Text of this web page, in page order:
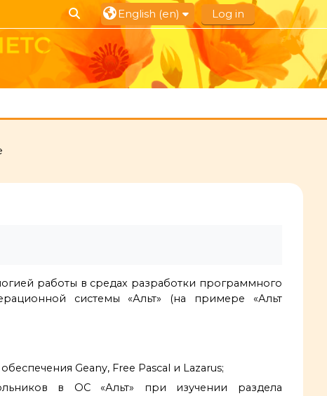
Toggle search input
English ‎(en)‎ Log in
работы в средах разработки программного
системы «Альт» (на примере «Альт
Geany, Free Pascal и Lazarus;
в ОС «Альт» при изучении раздела